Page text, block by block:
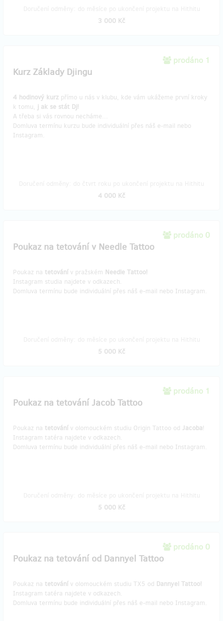
3 000 Kč
prodáno 1
Kurz Základy Djingu
4 hodinový kurz přímo u nás v klubu, kde vám ukážeme první kroky
k tomu, j ak se stát Dj!
A třeba si vás rovnou necháme...
Domluva termínu kurzu bude individuální přes náš e-mail nebo
Instagram.
4 000 Kč
prodáno 0
Poukaz na tetování v Needle Tattoo
Poukaz na tetování v pražském Needle Tattoo!
Instagram studia najdete v odkazech.
Domluva termínu bude individuální přes náš ​e-mail nebo Instagram.
5 000 Kč
prodáno 1
Poukaz na tetování Jacob Tattoo
Poukaz na tetování v olomouckém studiu Origin Tattoo od Jacoba!
Instagram tatéra najdete v odkazech.
Domluva termínu bude individuální přes náš ​e-mail nebo Instagram.
5 000 Kč
prodáno 0
Poukaz na tetování od Dannyel Tattoo
Poukaz na tetování v olomouckém studiu TX5 od Dannyel Tattoo!
​Instagram tatéra najdete v odkazech.
Domluva termínu bude individuální přes náš ​e-mail nebo Instagram.